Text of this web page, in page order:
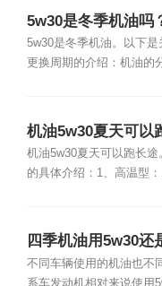
5w30是冬季机油吗
5w30是冬季机油。以下
更换周期的介绍：机油的
机油5w30夏天可以
机油5w30夏天可以跑长
的具体介绍：1、高温型：
四季机油用5w30还
不同车辆使用的机油也不
系车发动机相对来说使用